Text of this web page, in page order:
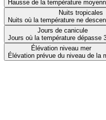
Hausse de la température
Nuits tropicales
Nuits où la température ne
Jours de canicule
Jours où la température dépasse
Élévation niveau mer
Élévation prévue du niveau de la